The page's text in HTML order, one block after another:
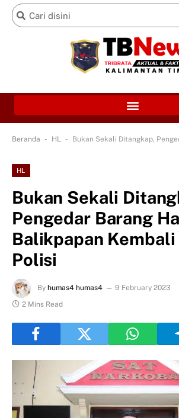
Beranda - HL - Bukan Sekali Ditangkap, Pengedar Barang Haram
HL
Bukan Sekali
Pengedar Barang
Balikpapan
Polisi
By humas4 humas4 9 February 2023
2 Mins Read